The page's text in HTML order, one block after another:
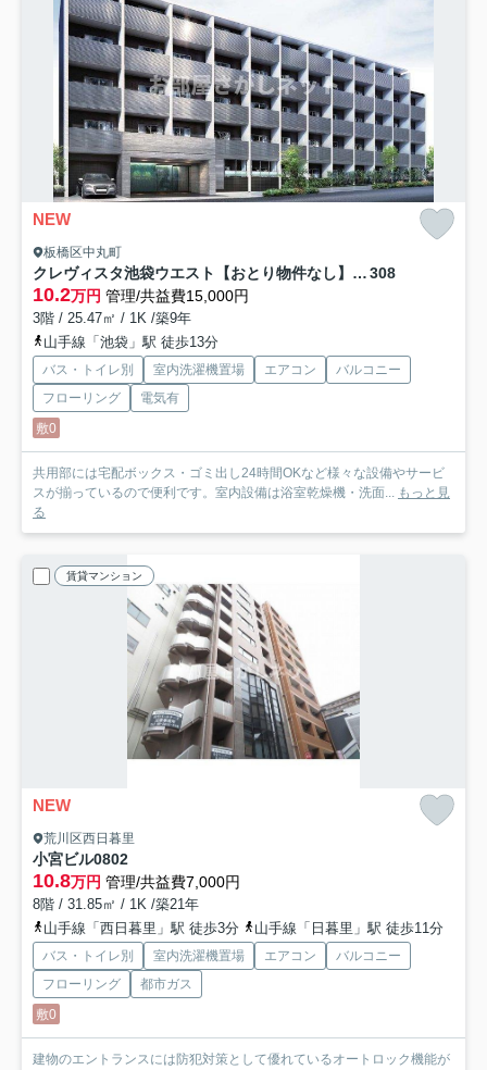
NEW
板橋区中丸町
クレヴィスタ池袋ウエスト【おとり物件なし】#学生・社会人にオススメ！初期費用分割払いOK！ 308
10.2万円 管理/共益費15,000円
3階 / 25.47㎡ / 1K /築9年
山手線「池袋」駅 徒歩13分
バス・トイレ別 室内洗濯機置場 エアコン
バルコニー
フローリング
電気有
敷0
共用部には宅配ボックス・ゴミ出し24時間OKなど様々な設備やサービ
スが揃っているので便利です。室内設備は浴室乾燥機・洗面... もっと見
る
賃貸マンション
NEW
荒川区西日暮里
小宮ビル0802
10.8万円 管理/共益費7,000円
8階 / 31.85㎡ / 1K /築21年
山手線「西日暮里」駅 徒歩3分
山手線「日暮里」駅 徒歩11分
バス・トイレ別 室内洗濯機置場 エアコン
バルコニー
フローリング
都市ガス
敷0
建物のエントランスには防犯対策として優れているオートロック機能が